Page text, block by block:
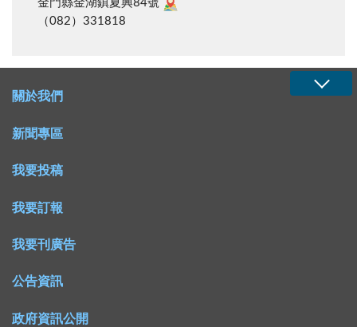
金門縣金湖鎮夏興84號
（082）331818
關於我們
新聞專區
我要投稿
我要訂報
我要刊廣告
公告資訊
政府資訊公開